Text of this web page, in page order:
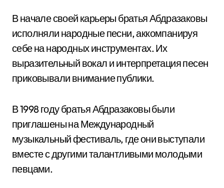
В начале своей карьеры братья Абдразаковы
исполняли народные песни, аккомпанируя
себе на народных инструментах. Их
выразительный вокал и интерпретация песен
приковывали внимание публики.
В 1998 году братья Абдразаковы были
приглашены на Международный
музыкальный фестиваль, где они выступали
вместе с другими талантливыми молодыми
певцами.